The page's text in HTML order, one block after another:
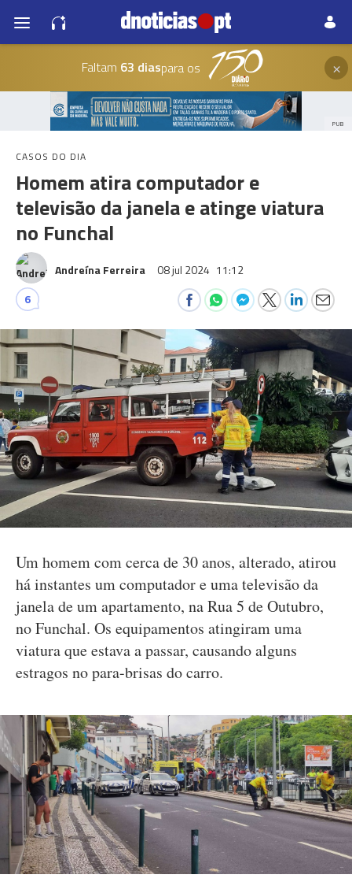
Faltam 63 diaspara os ×
PUB
CASOS DO DIA
Homem atira computador e
televisão da janela e atinge viatura
no Funchal
Andreína Ferreira 08 jul 2024 11:12
6
Um homem com cerca de 30 anos, alterado, atirou
há instantes um computador e uma televisão da
janela de um apartamento, na Rua 5 de Outubro,
no Funchal. Os equipamentos atingiram uma
viatura que estava a passar, causando alguns
estragos no para-brisas do carro.